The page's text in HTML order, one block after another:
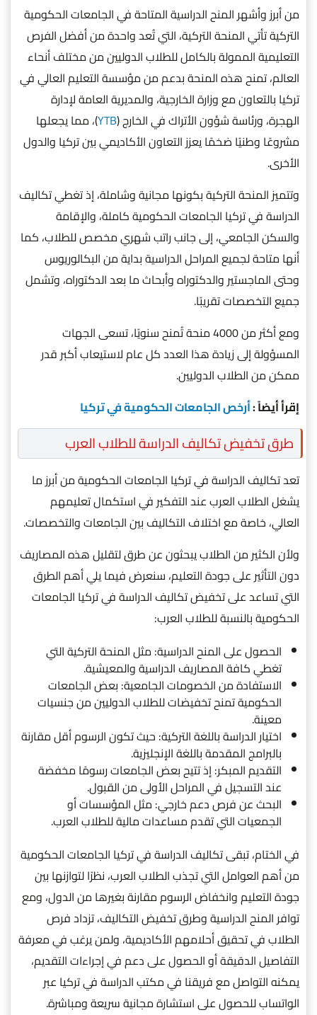
من أبرز وأشهر المنح الدراسية المتاحة في الجامعات الحكومية
التركية تأتي المنحة التركية، التي تُعد واحدة من أفضل الفرص
التعليمية الممولة بالكامل للطلاب الدوليين من مختلف أنحاء
العالم، تمنح هذه المنحة بدعم من مؤسسة التعليم العالي في
تركيا بالتعاون مع وزارة الخارجية، والمديرية العامة لإدارة
الهجرة، ورئاسة شؤون الأتراك في الخارج (YTB)، مما يجعلها
مشروعًا وطنيًا ضخمًا يعزز التعاون الأكاديمي بين تركيا والدول
الأخرى.
وتتميز المنحة التركية بكونها مجانية وشاملة، إذ تغطي تكاليف
الدراسة في تركيا الجامعات الحكومية كاملة، والإقامة
والسكن الجامعي، إلى جانب راتب شهري مخصص للطلاب، كما
أنها متاحة لجميع المراحل الدراسية بداية من البكالوريوس
وحتى الماجستير والدكتوراه وأبحاث ما بعد الدكتوراه، وتشمل
جميع التخصصات تقريبًا.
ومع أكثر من 4000 منحة تُمنح سنويًا، تسعى الجهات
المسؤولة إلى زيادة هذا العدد كل عام لاستيعاب أكبر قدر
ممكن من الطلاب الدوليين.
إقرأ أيضاً :أرخص الجامعات الحكومية في تركيا
طرق تخفيض تكاليف الدراسة للطلاب العرب
تعد تكاليف الدراسة في تركيا الجامعات الحكومية من أبرز ما
يشغل الطلاب العرب عند التفكير في استكمال تعليمهم
العالي، خاصة مع اختلاف التكاليف بين الجامعات والتخصصات.
ولأن الكثير من الطلاب يبحثون عن طرق لتقليل هذه المصاريف
دون التأثير على جودة التعليم، سنعرض فيما يلي أهم الطرق
التي تساعد على تخفيض تكاليف الدراسة في تركيا الجامعات
الحكومية بالنسبة للطلاب العرب:
الحصول على المنح الدراسية: مثل المنحة التركية التي
تغطي كافة المصاريف الدراسية والمعيشية.
الاستفادة من الخصومات الجامعية: بعض الجامعات
الحكومية تمنح تخفيضات للطلاب الدوليين من جنسيات
معينة.
اختيار الدراسة باللغة التركية: حيث تكون الرسوم أقل مقارنة
بالبرامج المقدمة باللغة الإنجليزية.
التقديم المبكر: إذ تتيح بعض الجامعات رسومًا مخفضة
عند التسجيل في المراحل الأولى من القبول.
البحث عن فرص دعم خارجي: مثل المؤسسات أو
الجمعيات التي تقدم مساعدات مالية للطلاب العرب.
في الختام، تبقى تكاليف الدراسة في تركيا الجامعات الحكومية
من أهم العوامل التي تجذب الطلاب العرب، نظرًا لتوازنها بين
جودة التعليم وانخفاض الرسوم مقارنة بغيرها من الدول، ومع
توافر المنح الدراسية وطرق تخفيض التكاليف، تزداد فرص
الطلاب في تحقيق أحلامهم الأكاديمية، ولمن يرغب في معرفة
التفاصيل الدقيقة أو الحصول على دعم في إجراءات التقديم،
يمكنه التواصل مع فريقنا في مكتب الدراسة في تركيا عبر
الواتساب للحصول على استشارة مجانية سريعة ومباشرة.